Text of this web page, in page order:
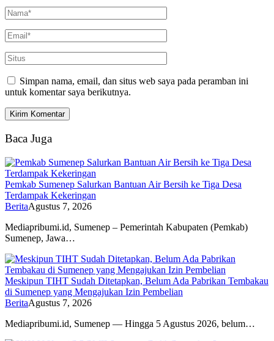
Simpan nama, email, dan situs web saya pada peramban ini
untuk komentar saya berikutnya.
Baca Juga
Pemkab Sumenep Salurkan Bantuan Air Bersih ke Tiga Desa
Terdampak Kekeringan
BeritaAgustus 7, 2026
Mediapribumi.id, Sumenep – Pemerintah Kabupaten (Pemkab)
Sumenep, Jawa…
Meskipun TIHT Sudah Ditetapkan, Belum Ada Pabrikan Tembakau
di Sumenep yang Mengajukan Izin Pembelian
BeritaAgustus 7, 2026
Mediapribumi.id, Sumenep — Hingga 5 Agustus 2026, belum…